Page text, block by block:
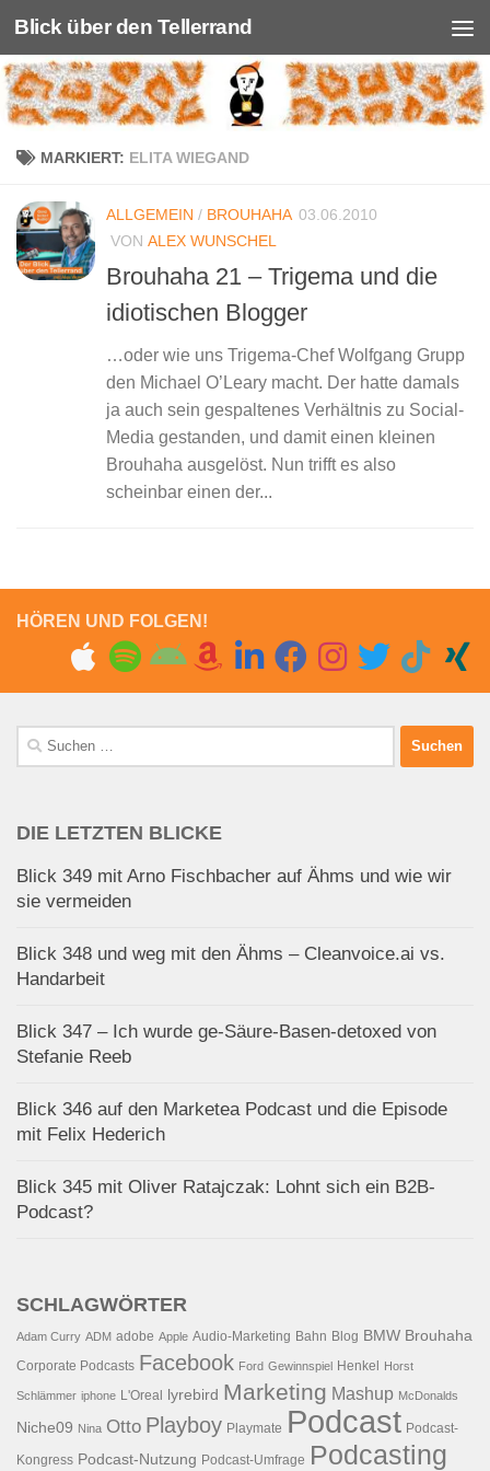
Unter dem Inhalt
Blick über den Tellerrand
MARKIERT: ELITA WIEGAND
ALLGEMEIN / BROUHAHA 03.06.2010
VON ALEX WUNSCHEL
Brouhaha 21 – Trigema und die
idiotischen Blogger
…oder wie uns Trigema-Chef Wolfgang Grupp
den Michael O’Leary macht. Der hatte damals
ja auch sein gespaltenes Verhältnis zu Social-
Media gestanden, und damit einen kleinen
Brouhaha ausgelöst. Nun trifft es also
scheinbar einen der...
HÖREN UND FOLGEN!
Suchen
nach:
DIE LETZTEN BLICKE
Blick 349 mit Arno Fischbacher auf Ähms und wie wir
sie vermeiden
Blick 348 und weg mit den Ähms – Cleanvoice.ai vs.
Handarbeit
Blick 347 – Ich wurde ge-Säure-Basen-detoxed von
Stefanie Reeb
Blick 346 auf den Marketea Podcast und die Episode
mit Felix Hederich
Blick 345 mit Oliver Ratajczak: Lohnt sich ein B2B-
Podcast?
SCHLAGWÖRTER
Adam Curry ADM adobe Apple Audio-Marketing Bahn Blog BMW Brouhaha
Corporate Podcasts Facebook Ford Gewinnspiel Henkel Horst
Schlämmer iphone L'Oreal lyrebird Marketing Mashup McDonalds
Niche09 Nina Otto Playboy Playmate Podcast Podcast-
Kongress Podcast-Nutzung Podcast-Umfrage Podcasting